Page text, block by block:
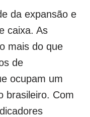
da expansão e
caixa. As
mais do que
de
ocupam um
brasileiro. Com